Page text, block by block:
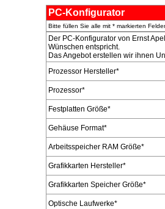
PC-Konfigurator
Bitte füllen Sie alle mit * markierten
Der PC-Konfigurator von Ernst
Wünschen entspricht.
Das Angebot erstellen wir ihnen
Prozessor Hersteller*
Prozessor*
Festplatten Größe*
Gehäuse Format*
Arbeitsspeicher RAM Größe*
Grafikkarten Hersteller*
Grafikkarten Speicher Größe*
Optische Laufwerke*